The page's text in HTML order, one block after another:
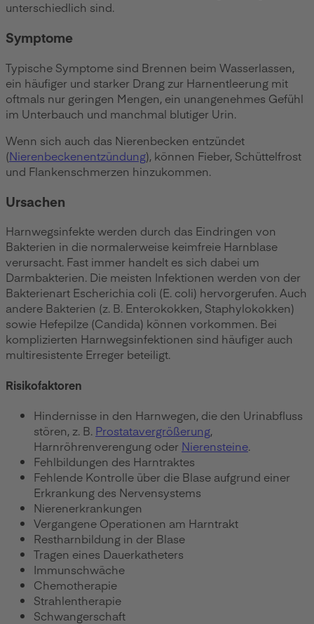
unterschiedlich sind.
Symptome
Typische Symptome sind Brennen beim Wasserlassen,
ein häufiger und starker Drang zur Harnentleerung mit
oftmals nur geringen Mengen, ein unangenehmes Gefühl
im Unterbauch und manchmal blutiger Urin.
Wenn sich auch das Nierenbecken entzündet
(Nierenbeckenentzündung), können Fieber, Schüttelfrost
und Flankenschmerzen hinzukommen.
Ursachen
Harnwegsinfekte werden durch das Eindringen von
Bakterien in die normalerweise keimfreie Harnblase
verursacht. Fast immer handelt es sich dabei um
Darmbakterien. Die meisten Infektionen werden von der
Bakterienart Escherichia coli (E. coli) hervorgerufen. Auch
andere Bakterien (z. B. Enterokokken, Staphylokokken)
sowie Hefepilze (Candida) können vorkommen. Bei
komplizierten Harnwegsinfektionen sind häufiger auch
multiresistente Erreger beteiligt.
Risikofaktoren
Hindernisse in den Harnwegen, die den Urinabfluss
stören, z. B. Prostatavergrößerung,
Harnröhrenverengung oder Nierensteine.
Fehlbildungen des Harntraktes
Fehlende Kontrolle über die Blase aufgrund einer
Erkrankung des Nervensystems
Nierenerkrankungen
Vergangene Operationen am Harntrakt
Restharnbildung in der Blase
Tragen eines Dauerkatheters
Immunschwäche
Chemotherapie
Strahlentherapie
Schwangerschaft